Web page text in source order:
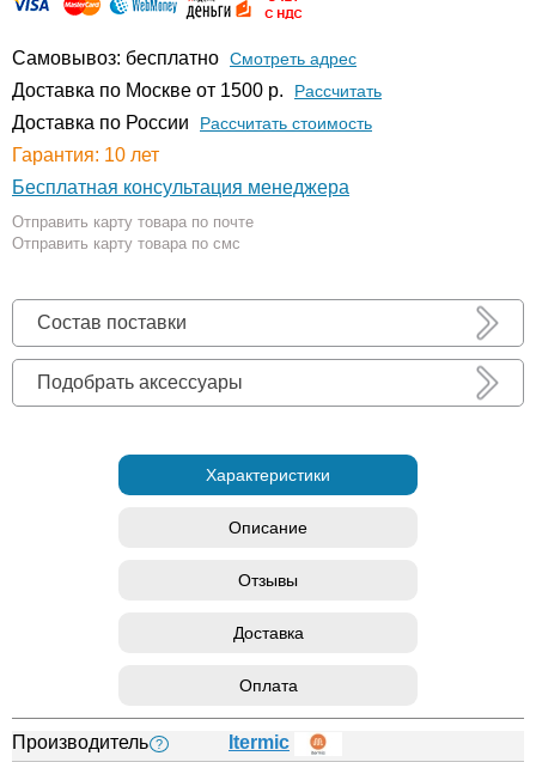
Самовывоз: бесплатно Смотреть адрес
Доставка по Москве от 1500 р. Расcчитать
Доставка по России Рассчитать стоимость
Гарантия: 10 лет
Бесплатная консультация менеджера
Отправить карту товара по почте
Отправить карту товара по смс
Состав поставки
Подобрать аксессуары
Характеристики
Описание
Отзывы
Доставка
Оплата
Производитель ?
Itermic